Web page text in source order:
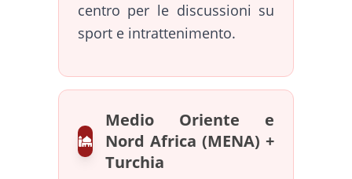
centro per le discussioni su
sport e intrattenimento.
Medio Oriente e
Nord Africa (MENA) +
Turchia